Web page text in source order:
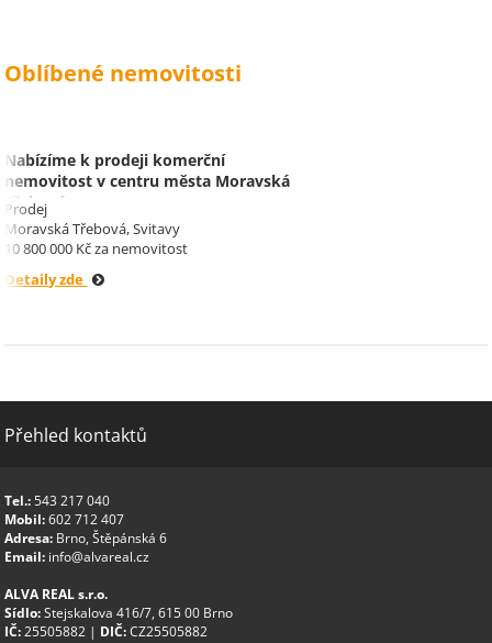
Oblíbené nemovitosti
Nabízíme k prodeji komerční
nemovitost v centru města Moravská
Třebová.
Prodej
Moravská Třebová, Svitavy
10 800 000 Kč za nemovitost
Detaily zde
Přehled kontaktů
Tel.:543 217 040
Mobil:602 712 407
Adresa: Brno, Štěpánská 6
Email: info@alvareal.cz
ALVA REAL s.r.o.
Sídlo:Stejskalova 416/7, 615 00 Brno
IČ:25505882 | DIČ:CZ25505882